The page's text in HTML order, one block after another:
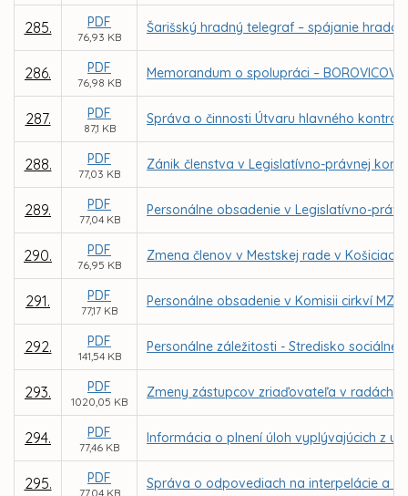
285. PDF
76,93 KB
Šarišský hradný telegraf – spájanie
286. PDF
76,98 KB
Memorandum o spolupráci – BOROVICOVÝ
287. PDF
87,1 KB
Správa o činnosti Útvaru hlavného
288. PDF
77,03 KB
Zánik členstva v Legislatívno-právnej
289. PDF
77,04 KB
Personálne obsadenie v Legislatívno-
290. PDF
76,95 KB
Zmena členov v Mestskej rade v Košiciach
291. PDF
77,17 KB
Personálne obsadenie v Komisii cirkví MZ
292. PDF
141,54 KB
Personálne záležitosti - Stredisko
293. PDF
1020,05 KB
Zmeny zástupcov zriaďovateľa v radách
294. PDF
77,46 KB
Informácia o plnení úloh vyplývajúcich z
295. PDF
77,04 KB
Správa o odpovediach na interpelácie a